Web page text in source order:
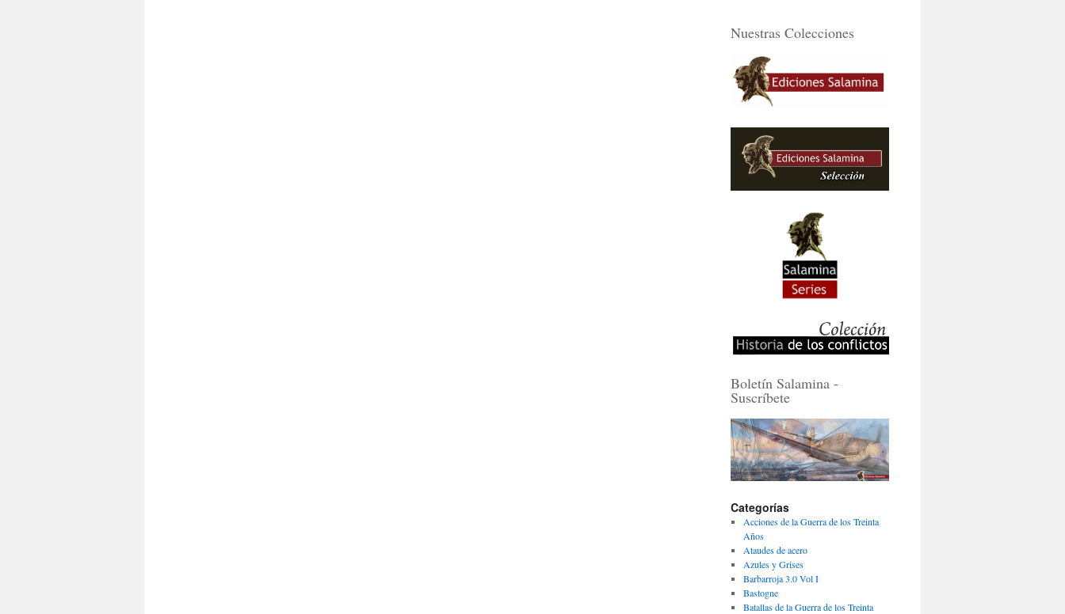
Nuestras Colecciones
Boletín Salamina -
Suscríbete
Categorías
Acciones de la Guerra de los Treinta
Años
Ataudes de acero
Azules y Grises
Barbarroja 3.0 Vol I
Bastogne
Batallas de la Guerra de los Treinta